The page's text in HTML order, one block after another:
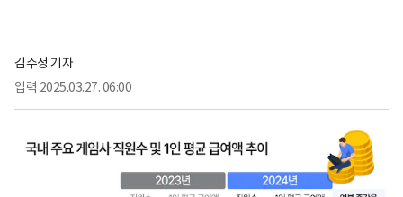
김수정 기자
입력 2025.03.27. 06:00